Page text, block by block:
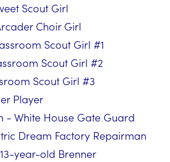
Scout Girl
Choir Girl
Scout Girl #1
Scout Girl #2
Scout Girl #3
Player
- White House Gate Guard
Dream Factory Repairman
year-old Brenner